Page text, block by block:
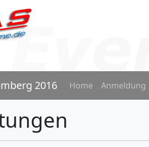
2016 Home Anmeldung